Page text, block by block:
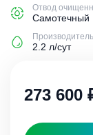
Отвод
Самотечный
2.2 л/сут
273 600